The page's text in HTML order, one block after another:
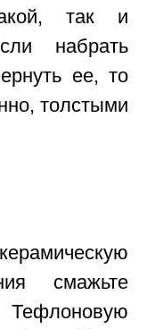
так и
набрать
ее, то
толстыми
смажьте
Тефлоновую